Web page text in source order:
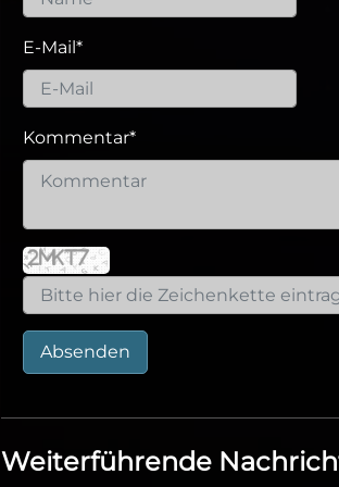
E-Mail*
Kommentar*
Absenden
Weiterführende